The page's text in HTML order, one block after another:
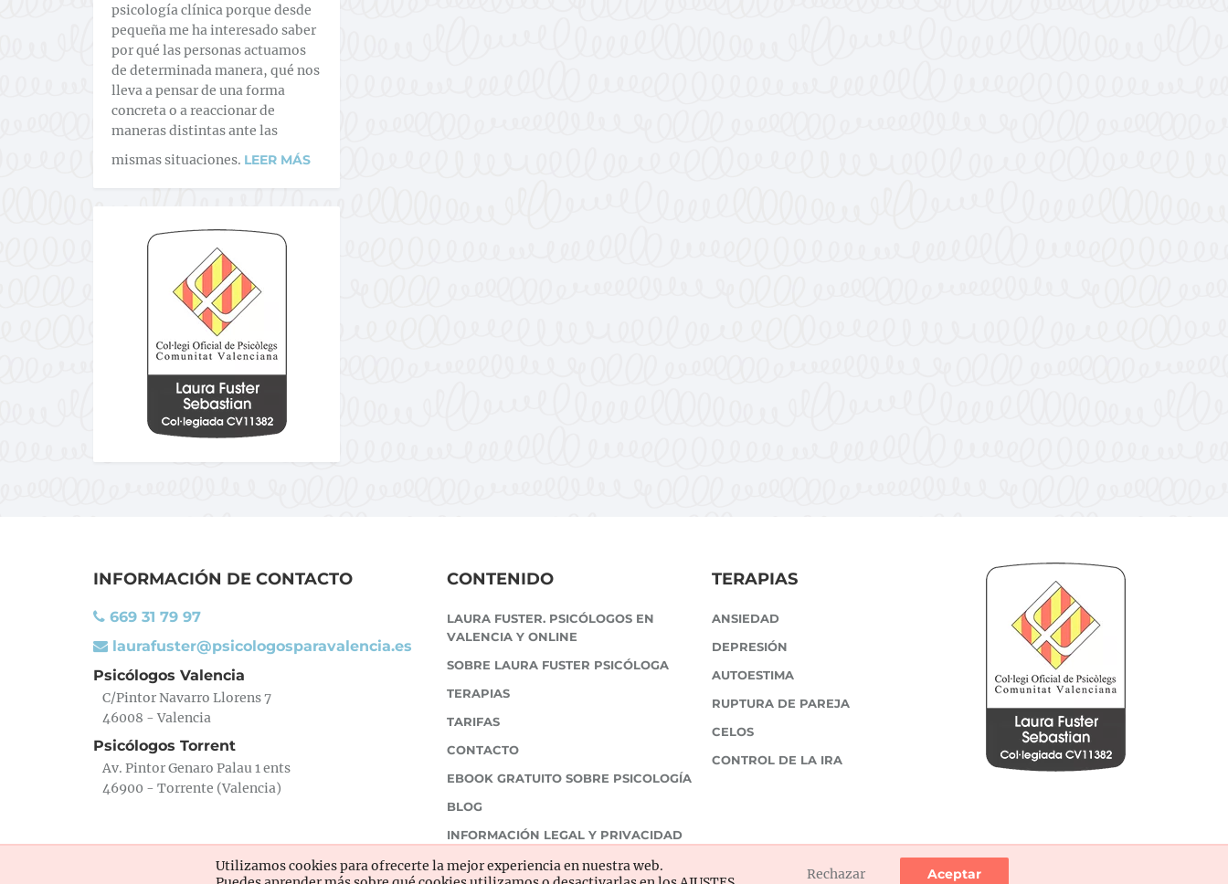
psicología clínica porque desde
pequeña me ha interesado saber
por qué las personas actuamos
de determinada manera, qué nos
lleva a pensar de una forma
concreta o a reaccionar de
maneras distintas ante las
mismas situaciones. LEER MÁS
INFORMACIÓN DE CONTACTO
669 31 79 97
laurafuster@psicologosparavalencia.es
Psicólogos Valencia
C/Pintor Navarro Llorens 7
46008 - Valencia
Psicólogos Torrent
Av. Pintor Genaro Palau 1 ents
46900 - Torrente (Valencia)
CONTENIDO
LAURA FUSTER. PSICÓLOGOS EN
VALENCIA Y ONLINE
SOBRE LAURA FUSTER PSICÓLOGA
TERAPIAS
TARIFAS
CONTACTO
EBOOK GRATUITO SOBRE PSICOLOGÍA
BLOG
INFORMACIÓN LEGAL Y PRIVACIDAD
TERAPIAS
ANSIEDAD
DEPRESIÓN
AUTOESTIMA
RUPTURA DE PAREJA
CELOS
CONTROL DE LA IRA
Utilizamos cookies para ofrecerte la mejor experiencia en nuestra web.
Aceptar
Rechazar